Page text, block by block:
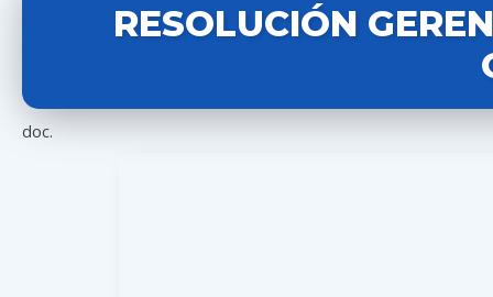
RESOLUCIÓN
doc.